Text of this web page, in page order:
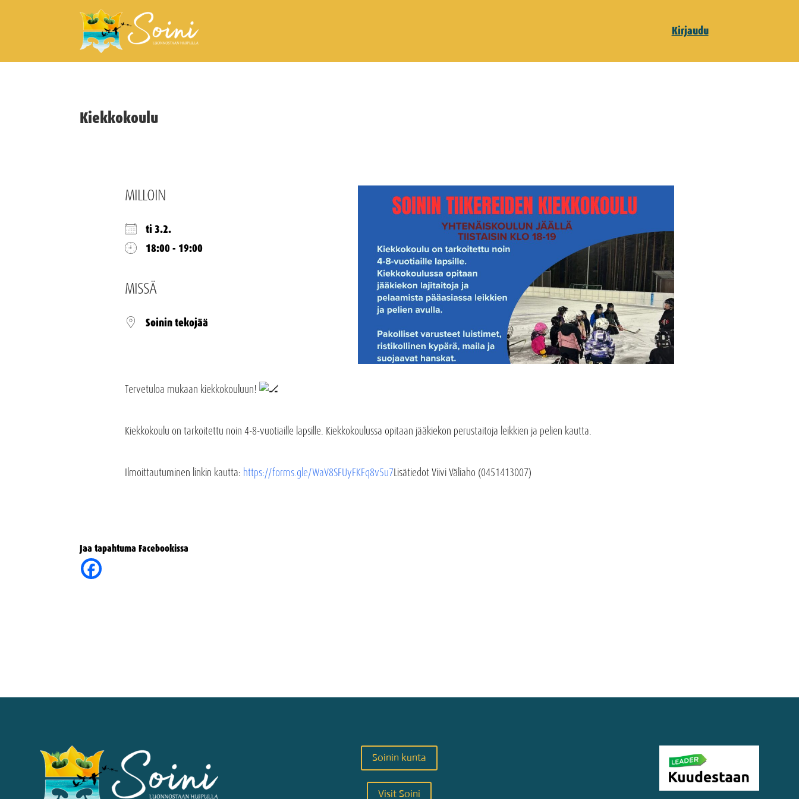
Kirjaudu
Kiekkokoulu
MILLOIN
ti 3.2.
18:00 - 19:00
MISSÄ
Soinin tekojää
Tervetuloa mukaan kiekkokouluun!
Kiekkokoulu on tarkoitettu noin 4-8-vuotiaille lapsille. Kiekkokoulussa opitaan jääkiekon perustaitoja leikkien ja pelien kautta.
Ilmoittautuminen linkin kautta: https://forms.gle/WaV8SFUyFKFq8v5u7Lisätiedot Viivi Väliaho (0451413007)
Jaa tapahtuma Facebookissa
Soinin kunta
Visit Soini